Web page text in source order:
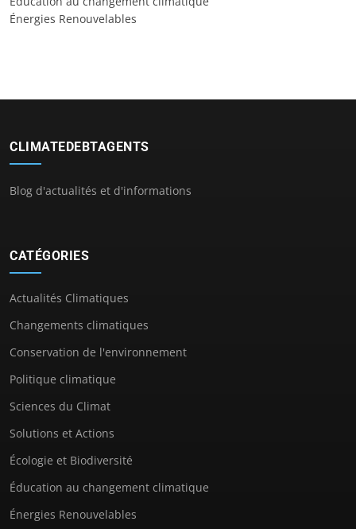
Énergies Renouvelables
CLIMATEDEBTAGENTS
Blog d'actualités et d'informations
CATÉGORIES
Actualités Climatiques
Changements climatiques
Conservation de l'environnement
Politique climatique
Sciences du Climat
Solutions et Actions
Écologie et Biodiversité
Éducation au changement climatique
Énergies Renouvelables